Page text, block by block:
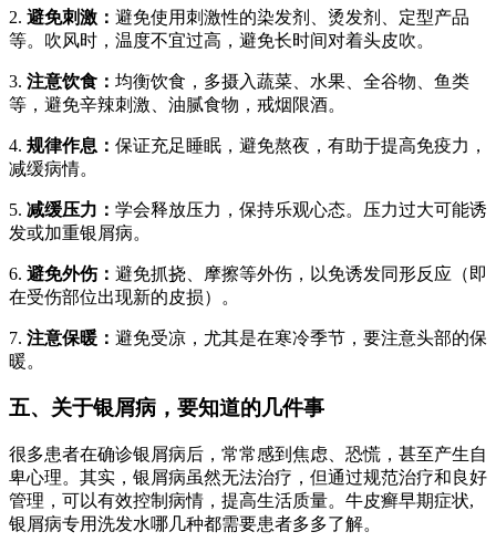
2. 避免刺激： 避免使用刺激性的染发剂、烫发剂、定型产品
等。吹风时，温度不宜过高，避免长时间对着头皮吹。
3. 注意饮食： 均衡饮食，多摄入蔬菜、水果、全谷物、鱼类
等，避免辛辣刺激、油腻食物，戒烟限酒。
4. 规律作息： 保证充足睡眠，避免熬夜，有助于提高免疫力，
减缓病情。
5. 减缓压力： 学会释放压力，保持乐观心态。压力过大可能诱
发或加重银屑病。
6. 避免外伤： 避免抓挠、摩擦等外伤，以免诱发同形反应（即
在受伤部位出现新的皮损）。
7. 注意保暖： 避免受凉，尤其是在寒冷季节，要注意头部的保
暖。
五、关于银屑病，要知道的几件事
很多患者在确诊银屑病后，常常感到焦虑、恐慌，甚至产生自
卑心理。其实，银屑病虽然无法治疗，但通过规范治疗和良好
管理，可以有效控制病情，提高生活质量。牛皮癣早期症状,
银屑病专用洗发水哪几种都需要患者多多了解。